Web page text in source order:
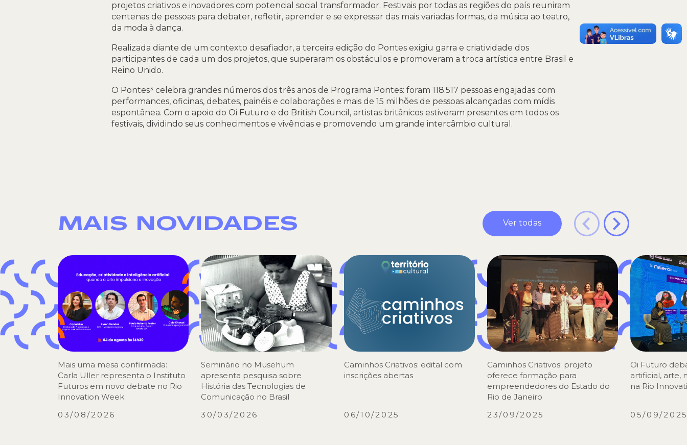
projetos criativos e inovadores com potencial social transformador. Festivais por todas as regiões do país reuniram
centenas de pessoas para debater, refletir, aprender e se expressar das mais variadas formas, da música ao teatro,
da moda à dança.
Realizada diante de um contexto desafiador, a terceira edição do Pontes exigiu garra e criatividade dos
participantes de cada um dos projetos, que superaram os obstáculos e promoveram a troca artística entre Brasil e
Reino Unido.
O Pontes³ celebra grandes números dos três anos de Programa Pontes: foram 118.517 pessoas engajadas com
performances, oficinas, debates, painéis e colaborações e mais de 15 milhões de pessoas alcançadas com mídis
espontânea. Com o apoio do Oi Futuro e do British Council, artistas britânicos estiveram presentes em todos os
festivais, dividindo seus conhecimentos e vivências e promovendo um grande intercâmbio cultural.
MAIS NOVIDADES Ver todas
Mais uma mesa confirmada:
Carla Uller representa o Instituto
Futuros em novo debate no Rio
Innovation Week
03/08/2026
Seminário no Musehum
apresenta pesquisa sobre
História das Tecnologias de
Comunicação no Brasil
30/03/2026
Caminhos Criativos: edital com
inscrições abertas
06/10/2025
Caminhos Criativos: projeto
oferece formação para
empreendedores do Estado do
Rio de Janeiro
23/09/2025
Oi Futuro
artificial, arte,
na Rio
05/09/